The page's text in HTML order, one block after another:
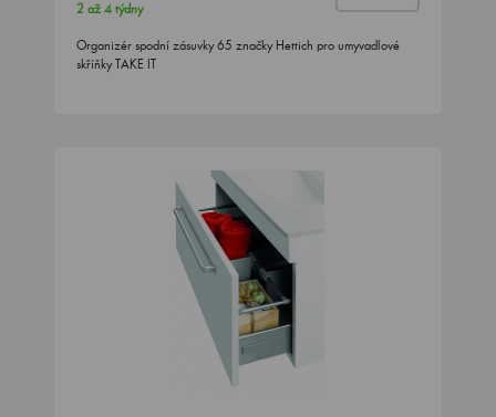
2 až 4 týdny
Organizér spodní zásuvky 65 značky Hettich pro umyvadlové
skříňky TAKE IT